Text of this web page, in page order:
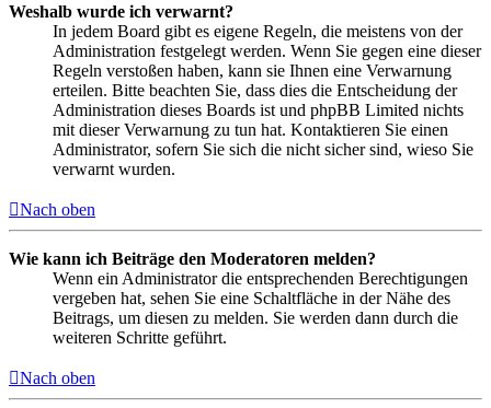
Weshalb wurde ich verwarnt?
In jedem Board gibt es eigene Regeln, die meistens von der
Administration festgelegt werden. Wenn Sie gegen eine dieser
Regeln verstoßen haben, kann sie Ihnen eine Verwarnung
erteilen. Bitte beachten Sie, dass dies die Entscheidung der
Administration dieses Boards ist und phpBB Limited nichts
mit dieser Verwarnung zu tun hat. Kontaktieren Sie einen
Administrator, sofern Sie sich die nicht sicher sind, wieso Sie
verwarnt wurden.
Nach oben
Wie kann ich Beiträge den Moderatoren melden?
Wenn ein Administrator die entsprechenden Berechtigungen
vergeben hat, sehen Sie eine Schaltfläche in der Nähe des
Beitrags, um diesen zu melden. Sie werden dann durch die
weiteren Schritte geführt.
Nach oben